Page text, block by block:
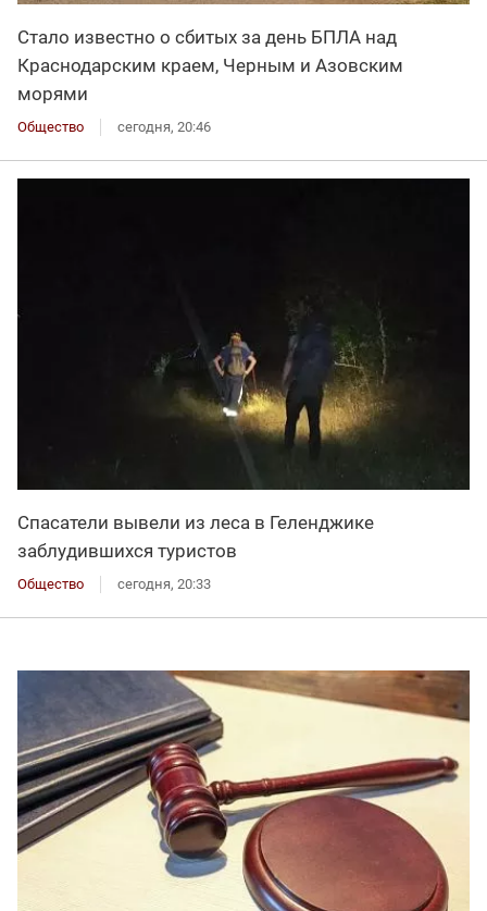
Стало известно о сбитых за день БПЛА над
Краснодарским краем, Черным и Азовским
морями
Общество сегодня, 20:46
Спасатели вывели из леса в Геленджике
заблудившихся туристов
Общество сегодня, 20:33